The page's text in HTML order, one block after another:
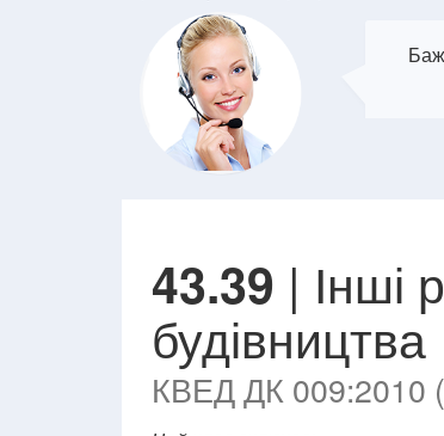
43.39 | Інші
будівництва
КВЕД ДК 009:2010